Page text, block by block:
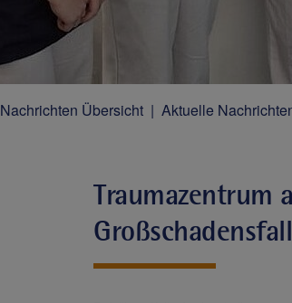
Nachrichten Übersicht Aktuelle
Traumazentrum